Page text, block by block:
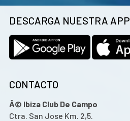
DESCARGA NUESTRA APP
CONTACTO
Â© Ibiza Club De Campo
Ctra. San Jose Km. 2,5.